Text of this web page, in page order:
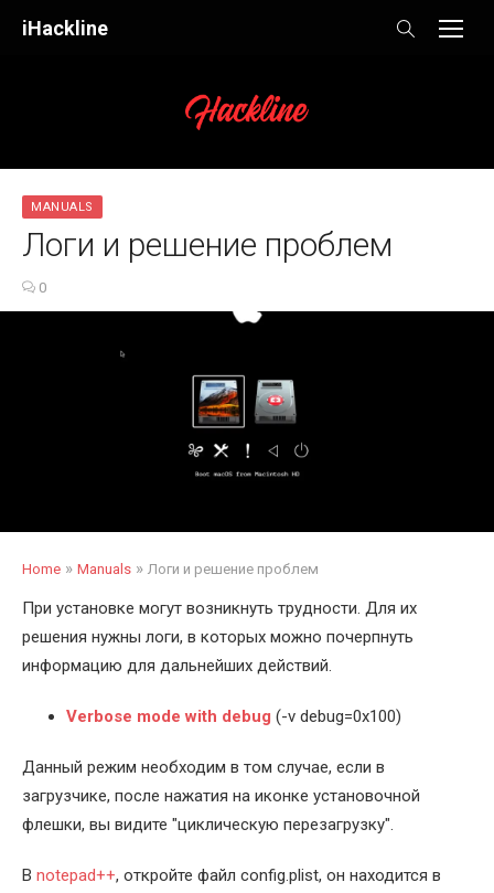
iHackline
MANUALS
Логи и решение проблем
0
Home » Manuals » Логи и решение проблем
При установке могут возникнуть трудности. Для их
решения нужны логи, в которых можно почерпнуть
информацию для дальнейших действий.
Verbose mode with debug (-v debug=0x100)
Данный режим необходим в том случае, если в
загрузчике, после нажатия на иконке установочной
флешки, вы видите "циклическую перезагрузку".
В notepad++, откройте файл config.plist, он находится в